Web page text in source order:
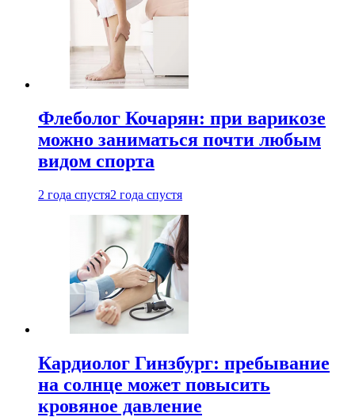
Флеболог Кочарян: при варикозе
можно заниматься почти любым
видом спорта
2 года спустя2 года спустя
Кардиолог Гинзбург: пребывание
на солнце может повысить
кровяное давление